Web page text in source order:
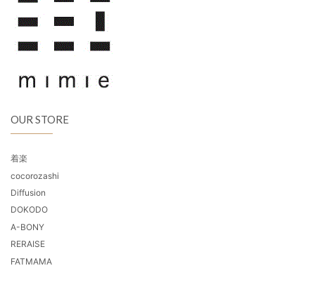
OUR STORE
着楽
cocorozashi
Diffusion
DOKODO
A-BONY
RERAISE
FATMAMA